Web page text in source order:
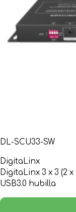
DL-SCU33-SW
DigitaLinx
DigitaLinx 3 x 3 (2
USB3.0 hubilla